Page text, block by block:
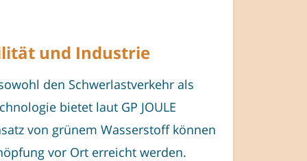
und Industrie
den Schwerlastverkehr als
bietet laut GP JOULE
von grünem Wasserstoff können
vor Ort erreicht werden.